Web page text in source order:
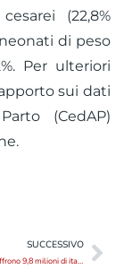
(22,8%
di peso
Per ulteriori
sui dati
(CedAP)
SUCCESSIVO
Dolore cronico, ne soffrono 9,8 milioni di italiani